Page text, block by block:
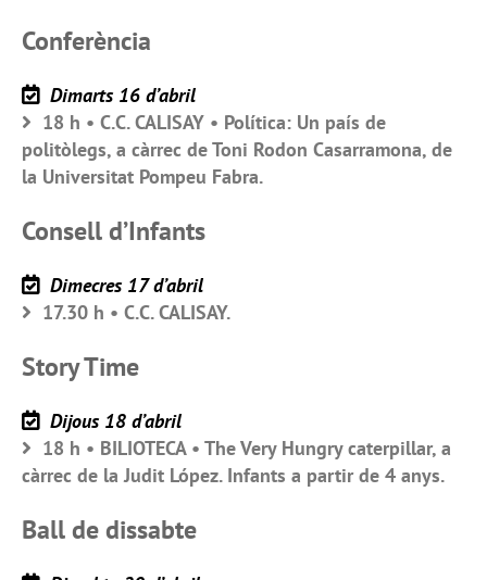
Conferència
Dimarts 16 d’abril
18 h • C.C. CALISAY • Política: Un país de
politòlegs, a càrrec de Toni Rodon Casarramona, de
la Universitat Pompeu Fabra.
Consell d’Infants
Dimecres 17 d’abril
17.30 h • C.C. CALISAY.
Story Time
Dijous 18 d’abril
18 h • BILIOTECA • The Very Hungry caterpillar, a
càrrec de la Judit López. Infants a partir de 4 anys.
Ball de dissabte